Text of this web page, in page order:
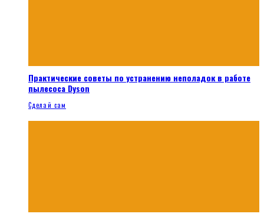
Практические советы по устранению неполадок в работе
пылесоса Dyson
Сделай сам